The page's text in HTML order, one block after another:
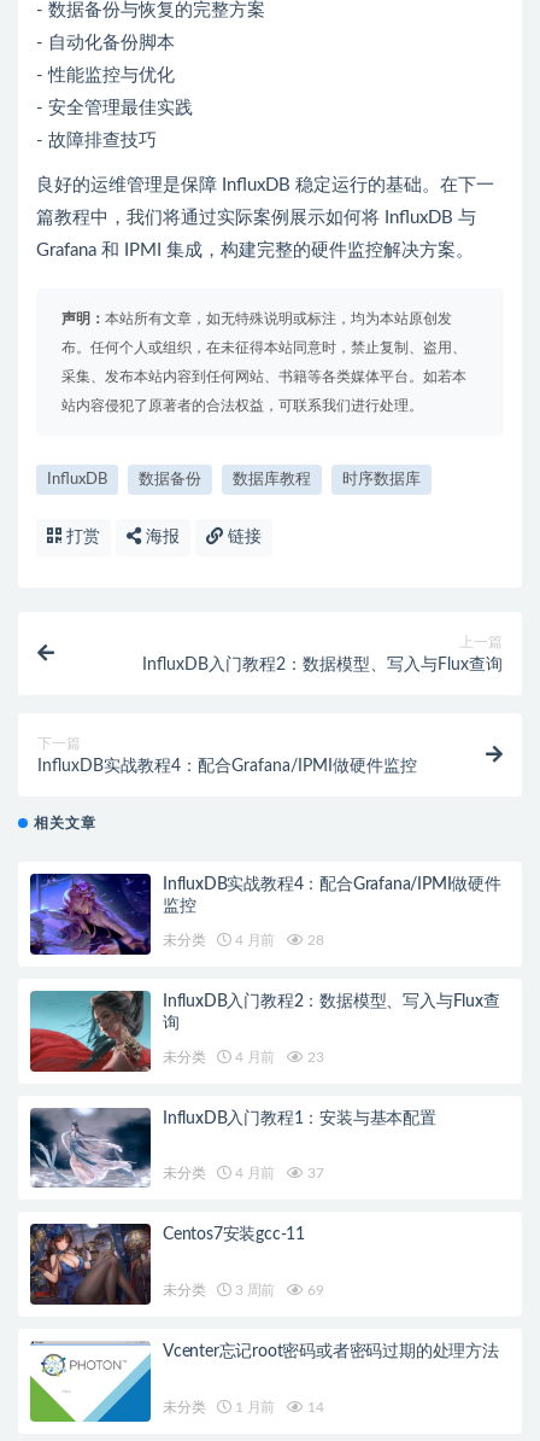
- 数据备份与恢复的完整方案
- 自动化备份脚本
- 性能监控与优化
- 安全管理最佳实践
- 故障排查技巧
良好的运维管理是保障 InfluxDB 稳定运行的基础。在下一
篇教程中，我们将通过实际案例展示如何将 InfluxDB 与
Grafana 和 IPMI 集成，构建完整的硬件监控解决方案。
声明： 本站所有文章，如无特殊说明或标注，均为本站原创发
布。任何个人或组织，在未征得本站同意时，禁止复制、盗用、
采集、发布本站内容到任何网站、书籍等各类媒体平台。如若本
站内容侵犯了原著者的合法权益，可联系我们进行处理。
InfluxDB 数据备份 数据库教程 时序数据库
打赏 海报 链接
上一篇
InfluxDB入门教程2：数据模型、写入与Flux查询
下一篇
InfluxDB实战教程4：配合Grafana/IPMI做硬件监控
相关文章
InfluxDB实战教程4：配合Grafana/IPMI做硬件
监控
未分类 4 月前 28
InfluxDB入门教程2：数据模型、写入与Flux查
询
未分类 4 月前 23
InfluxDB入门教程1：安装与基本配置
未分类 4 月前 37
Centos7安装gcc-11
未分类 3 周前 69
Vcenter忘记root密码或者密码过期的处理方法
未分类 1 月前 14